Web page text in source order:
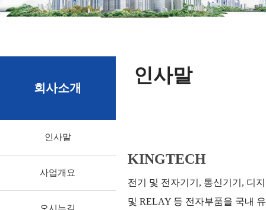
회사소개
인사말
사업개요
오시는길
인사말
KINGTECH
전기 및 전자기기, 통신기기, 디
및 RELAY 등 전자부품을 국내